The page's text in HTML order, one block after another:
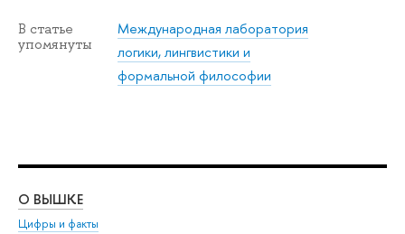
В статье
упомянуты
Международная лаборатория
логики, лингвистики и
формальной философии
О ВЫШКЕ
Цифры и факты